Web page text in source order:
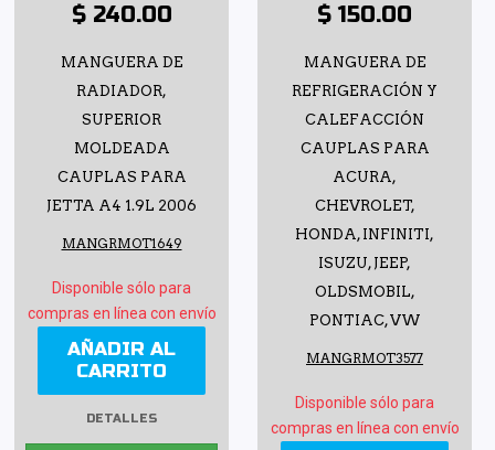
$ 240.00
MANGUERA DE
RADIADOR,
SUPERIOR
MOLDEADA
CAUPLAS PARA
JETTA A4 1.9L 2006
MANGRMOT1649
Disponible sólo para
compras en línea con envío
AÑADIR AL
CARRITO
DETALLES
$ 150.00
MANGUERA DE
REFRIGERACIÓN Y
CALEFACCIÓN
CAUPLAS PARA
ACURA,
CHEVROLET,
HONDA, INFINITI,
ISUZU, JEEP,
OLDSMOBIL,
PONTIAC, VW
MANGRMOT3577
Disponible sólo para
compras en línea con envío